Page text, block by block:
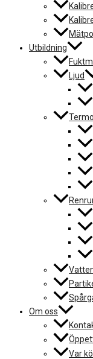
Utbildning
Ljud
Om oss
Var